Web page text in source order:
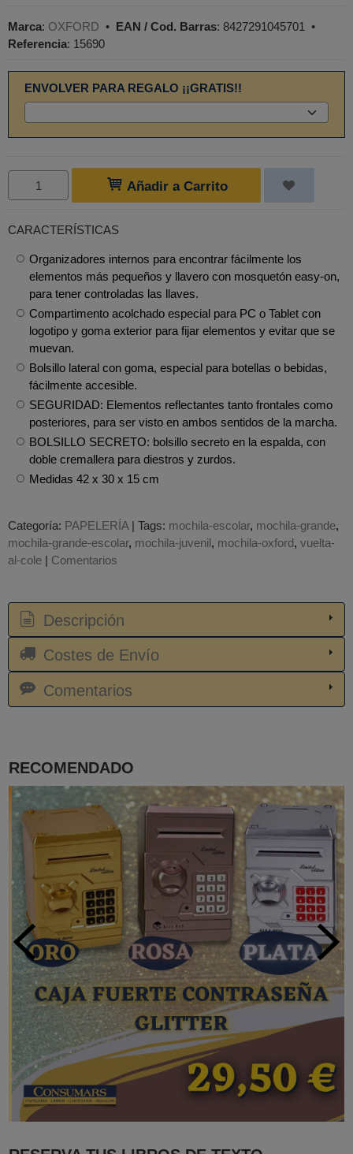
RECOMENDADO
Marca: OXFORD • EAN / Cod. Barras: 8427291045701
•
Referencia: 15690
ENVOLVER PARA REGALO ¡¡GRATIS!!
Añadir a Carrito
CARACTERÍSTICAS
Organizadores internos para encontrar fácilmente los
elementos más pequeños y llavero con mosquetón easy-on,
para tener controladas las llaves.
Compartimento acolchado especial para PC o Tablet con
logotipo y goma exterior para fijar elementos y evitar que se
muevan.
Bolsillo lateral con goma, especial para botellas o bebidas,
fácilmente accesible.
SEGURIDAD: Elementos reflectantes tanto frontales como
posteriores, para ser visto en ambos sentidos de la marcha.
BOLSILLO SECRETO: bolsillo secreto en la espalda, con
doble cremallera para diestros y zurdos.
Medidas 42 x 30 x 15 cm
Categoría: PAPELERÍA| Tags: mochila-escolar mochila-grande
mochila-grande-escolar mochila-juvenil mochila-oxford vuelta-
al-cole | Comentarios
Descripción
Costes de Envío
Comentarios